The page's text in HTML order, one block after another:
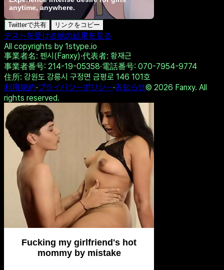
Experience intense desire for girls
anytime, anywhere.
Twitterで共有 リンクをコピー
テストを受ける
他の結果を見る
All copyrights by 1stype.io
事業者名: 펜시(Fanxy) 代表者: 황재근
事業者番号
: 214-19-05358 ·電話番号 : 070-7954-9774
: 강원도 강릉시 구정면 금평로 146 101호
利用規約
プライバシーポリシー お知らせ ©
rights reserved.